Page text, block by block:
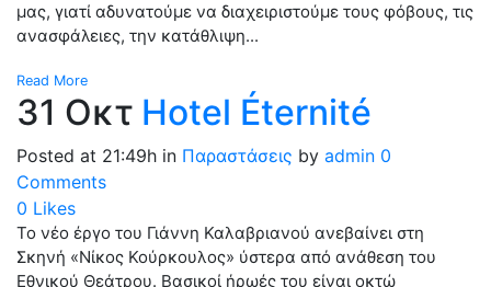
μας, γιατί αδυνατούμε να διαχειριστούμε τους φόβους, τις
ανασφάλειες, την κατάθλιψη...
Read More
31 Οκτ Hotel Éternité
Posted at 21:49h in Παραστάσεις by admin 0
Comments
0 Likes
Το νέο έργο του Γιάννη Καλαβριανού ανεβαίνει στη
Σκηνή «Νίκος Κούρκουλος» ύστερα από ανάθεση του
Εθνικού Θεάτρου. Βασικοί ήρωές του είναι οκτώ